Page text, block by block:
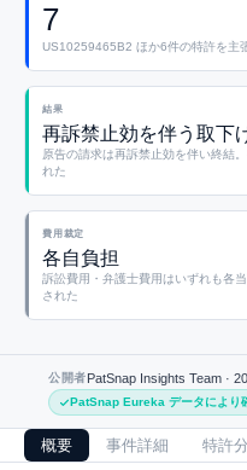
7
US10259465B2 ほか6件の特許を主
結果
再訴禁止効を伴う取下
原告の請求は再訴禁止効を伴い終結
れた
費用裁定
各自負担
訴訟費用・弁護士費用はいずれも各
された
公開者PatSnap Insights Team ·
PatSnap Eureka データにより
概要 事件詳細 特許